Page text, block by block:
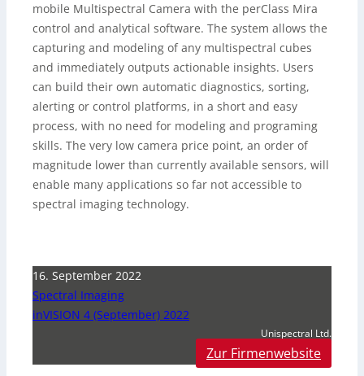
mobile Multispectral Camera with the perClass Mira
control and analytical software. The system allows the
capturing and modeling of any multispectral cubes
and immediately outputs actionable insights. Users
can build their own automatic diagnostics, sorting,
alerting or control platforms, in a short and easy
process, with no need for modeling and programing
skills. The very low camera price point, an order of
magnitude lower than currently available sensors, will
enable many applications so far not accessible to
spectral imaging technology.
16. September 2022
Spectral Imaging
inVISION 4 (September) 2022
Unispectral Ltd.
Zur Firmenwebsite